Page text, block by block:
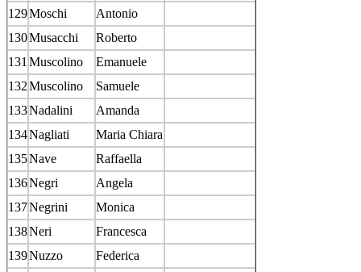
129Moschi
Antonio
130Musacchi
Roberto
131 Muscolino
Emanuele
132Muscolino
Samuele
133Nadalini
Amanda
134Nagliati
Maria Chiara
135Nave
Raffaella
136Negri
Angela
137Negrini
Monica
138Neri
Francesca
139Nuzzo
Federica